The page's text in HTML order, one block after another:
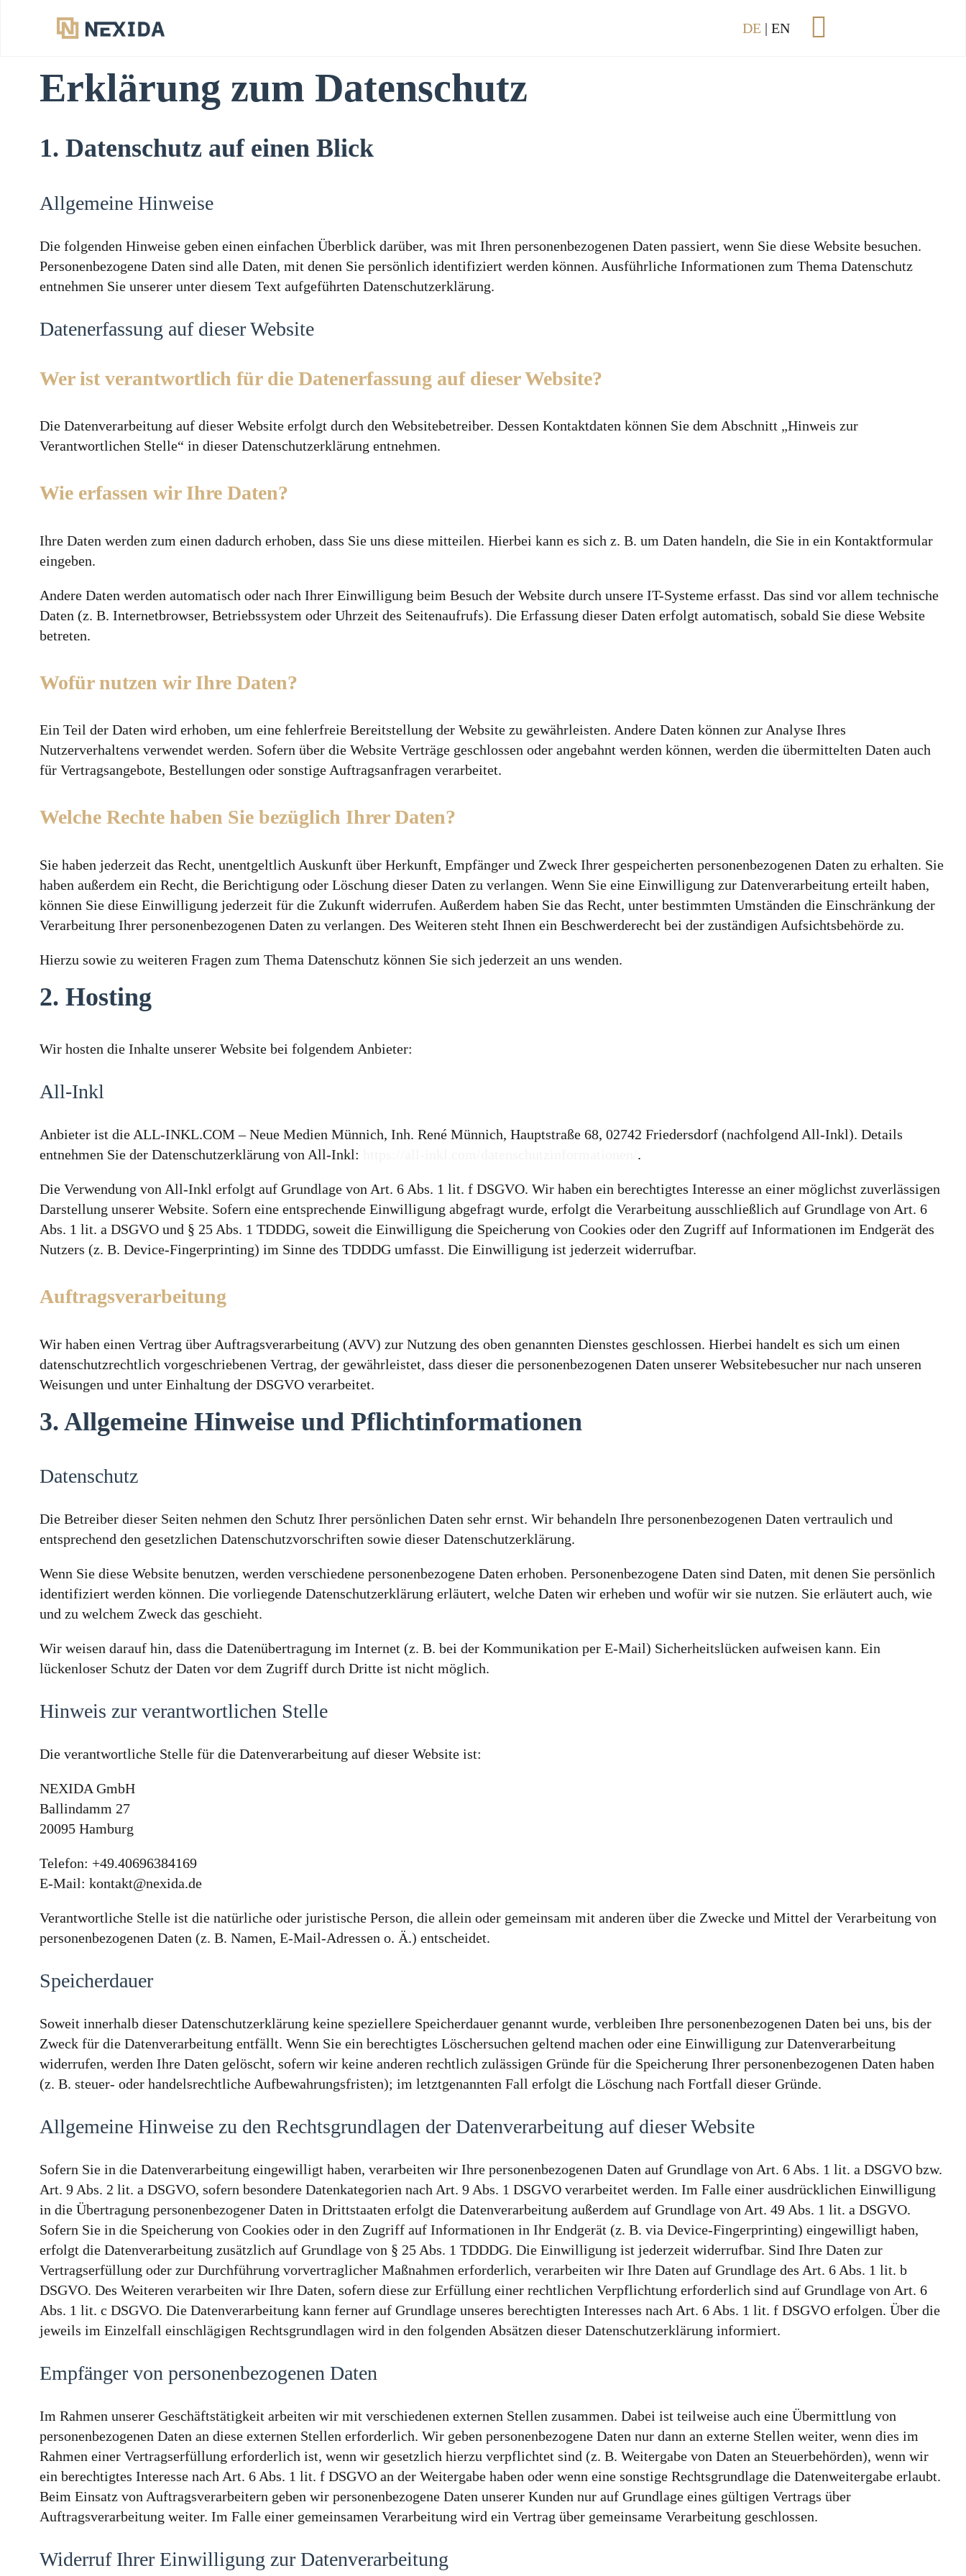
DE |EN
Toggle
Erklärung zum Datenschutz
1. Datenschutz auf einen Blick
Allgemeine Hinweise
Die folgenden Hinweise geben einen einfachen Überblick darüber, was mit Ihren personenbezogenen Daten passiert, wenn Sie diese Website besuchen.
Personenbezogene Daten sind alle Daten, mit denen Sie persönlich identifiziert werden können. Ausführliche Informationen zum Thema Datenschutz
entnehmen Sie unserer unter diesem Text aufgeführten Datenschutzerklärung.
Datenerfassung auf dieser Website
Wer ist verantwortlich für die Datenerfassung auf dieser Website?
Die Datenverarbeitung auf dieser Website erfolgt durch den Websitebetreiber. Dessen Kontaktdaten können Sie dem Abschnitt „Hinweis zur
Verantwortlichen Stelle“ in dieser Datenschutzerklärung entnehmen.
Wie erfassen wir Ihre Daten?
Ihre Daten werden zum einen dadurch erhoben, dass Sie uns diese mitteilen. Hierbei kann es sich z. B. um Daten handeln, die Sie in ein Kontaktformular
eingeben.
Andere Daten werden automatisch oder nach Ihrer Einwilligung beim Besuch der Website durch unsere IT-Systeme erfasst. Das sind vor allem technische
Daten (z. B. Internetbrowser, Betriebssystem oder Uhrzeit des Seitenaufrufs). Die Erfassung dieser Daten erfolgt automatisch, sobald Sie diese Website
betreten.
Wofür nutzen wir Ihre Daten?
Ein Teil der Daten wird erhoben, um eine fehlerfreie Bereitstellung der Website zu gewährleisten. Andere Daten können zur Analyse Ihres
Nutzerverhaltens verwendet werden. Sofern über die Website Verträge geschlossen oder angebahnt werden können, werden die übermittelten Daten auch
für Vertragsangebote, Bestellungen oder sonstige Auftragsanfragen verarbeitet.
Welche Rechte haben Sie bezüglich Ihrer Daten?
Sie haben jederzeit das Recht, unentgeltlich Auskunft über Herkunft, Empfänger und Zweck Ihrer gespeicherten personenbezogenen Daten zu erhalten. Sie
haben außerdem ein Recht, die Berichtigung oder Löschung dieser Daten zu verlangen. Wenn Sie eine Einwilligung zur Datenverarbeitung erteilt haben,
können Sie diese Einwilligung jederzeit für die Zukunft widerrufen. Außerdem haben Sie das Recht, unter bestimmten Umständen die Einschränkung der
Verarbeitung Ihrer personenbezogenen Daten zu verlangen. Des Weiteren steht Ihnen ein Beschwerderecht bei der zuständigen Aufsichtsbehörde zu.
Hierzu sowie zu weiteren Fragen zum Thema Datenschutz können Sie sich jederzeit an uns wenden.
2. Hosting
Wir hosten die Inhalte unserer Website bei folgendem Anbieter:
All-Inkl
Anbieter ist die ALL-INKL.COM – Neue Medien Münnich, Inh. René Münnich, Hauptstraße 68, 02742 Friedersdorf (nachfolgend All-Inkl). Details
entnehmen Sie der Datenschutzerklärung von All-Inkl:
.
Die Verwendung von All-Inkl erfolgt auf Grundlage von Art. 6 Abs. 1 lit. f DSGVO. Wir haben ein berechtigtes Interesse an einer möglichst zuverlässigen
Darstellung unserer Website. Sofern eine entsprechende Einwilligung abgefragt wurde, erfolgt die Verarbeitung ausschließlich auf Grundlage von Art. 6
Abs. 1 lit. a DSGVO und § 25 Abs. 1 TDDDG, soweit die Einwilligung die Speicherung von Cookies oder den Zugriff auf Informationen im Endgerät des
Nutzers (z. B. Device-Fingerprinting) im Sinne des TDDDG umfasst. Die Einwilligung ist jederzeit widerrufbar.
Auftragsverarbeitung
Wir haben einen Vertrag über Auftragsverarbeitung (AVV) zur Nutzung des oben genannten Dienstes geschlossen. Hierbei handelt es sich um einen
datenschutzrechtlich vorgeschriebenen Vertrag, der gewährleistet, dass dieser die personenbezogenen Daten unserer Websitebesucher nur nach unseren
Weisungen und unter Einhaltung der DSGVO verarbeitet.
3. Allgemeine Hinweise und Pflicht­informationen
Datenschutz
Die Betreiber dieser Seiten nehmen den Schutz Ihrer persönlichen Daten sehr ernst. Wir behandeln Ihre personenbezogenen Daten vertraulich und
entsprechend den gesetzlichen Datenschutzvorschriften sowie dieser Datenschutzerklärung.
Wenn Sie diese Website benutzen, werden verschiedene personenbezogene Daten erhoben. Personenbezogene Daten sind Daten, mit denen Sie persönlich
identifiziert werden können. Die vorliegende Datenschutzerklärung erläutert, welche Daten wir erheben und wofür wir sie nutzen. Sie erläutert auch, wie
und zu welchem Zweck das geschieht.
Wir weisen darauf hin, dass die Datenübertragung im Internet (z. B. bei der Kommunikation per E-Mail) Sicherheitslücken aufweisen kann. Ein
lückenloser Schutz der Daten vor dem Zugriff durch Dritte ist nicht möglich.
Hinweis zur verantwortlichen Stelle
Die verantwortliche Stelle für die Datenverarbeitung auf dieser Website ist:
NEXIDA GmbH
Ballindamm 27
20095 Hamburg
Telefon: +49.40696384169
E-Mail: kontakt@nexida.de
Verantwortliche Stelle ist die natürliche oder juristische Person, die allein oder gemeinsam mit anderen über die Zwecke und Mittel der Verarbeitung von
personenbezogenen Daten (z. B. Namen, E-Mail-Adressen o. Ä.) entscheidet.
Speicherdauer
Soweit innerhalb dieser Datenschutzerklärung keine speziellere Speicherdauer genannt wurde, verbleiben Ihre personenbezogenen Daten bei uns, bis der
Zweck für die Datenverarbeitung entfällt. Wenn Sie ein berechtigtes Löschersuchen geltend machen oder eine Einwilligung zur Datenverarbeitung
widerrufen, werden Ihre Daten gelöscht, sofern wir keine anderen rechtlich zulässigen Gründe für die Speicherung Ihrer personenbezogenen Daten haben
(z. B. steuer- oder handelsrechtliche Aufbewahrungsfristen); im letztgenannten Fall erfolgt die Löschung nach Fortfall dieser Gründe.
Allgemeine Hinweise zu den Rechtsgrundlagen der Datenverarbeitung auf dieser Website
Sofern Sie in die Datenverarbeitung eingewilligt haben, verarbeiten wir Ihre personenbezogenen Daten auf Grundlage von Art. 6 Abs. 1 lit. a DSGVO bzw.
Art. 9 Abs. 2 lit. a DSGVO, sofern besondere Datenkategorien nach Art. 9 Abs. 1 DSGVO verarbeitet werden. Im Falle einer ausdrücklichen Einwilligung
in die Übertragung personenbezogener Daten in Drittstaaten erfolgt die Datenverarbeitung außerdem auf Grundlage von Art. 49 Abs. 1 lit. a DSGVO.
Sofern Sie in die Speicherung von Cookies oder in den Zugriff auf Informationen in Ihr Endgerät (z. B. via Device-Fingerprinting) eingewilligt haben,
erfolgt die Datenverarbeitung zusätzlich auf Grundlage von § 25 Abs. 1 TDDDG. Die Einwilligung ist jederzeit widerrufbar. Sind Ihre Daten zur
Vertragserfüllung oder zur Durchführung vorvertraglicher Maßnahmen erforderlich, verarbeiten wir Ihre Daten auf Grundlage des Art. 6 Abs. 1 lit. b
DSGVO. Des Weiteren verarbeiten wir Ihre Daten, sofern diese zur Erfüllung einer rechtlichen Verpflichtung erforderlich sind auf Grundlage von Art. 6
Abs. 1 lit. c DSGVO. Die Datenverarbeitung kann ferner auf Grundlage unseres berechtigten Interesses nach Art. 6 Abs. 1 lit. f DSGVO erfolgen. Über die
jeweils im Einzelfall einschlägigen Rechtsgrundlagen wird in den folgenden Absätzen dieser Datenschutzerklärung informiert.
Empfänger von personenbezogenen Daten
Im Rahmen unserer Geschäftstätigkeit arbeiten wir mit verschiedenen externen Stellen zusammen. Dabei ist teilweise auch eine Übermittlung von
personenbezogenen Daten an diese externen Stellen erforderlich. Wir geben personenbezogene Daten nur dann an externe Stellen weiter, wenn dies im
Rahmen einer Vertragserfüllung erforderlich ist, wenn wir gesetzlich hierzu verpflichtet sind (z. B. Weitergabe von Daten an Steuerbehörden), wenn wir
ein berechtigtes Interesse nach Art. 6 Abs. 1 lit. f DSGVO an der Weitergabe haben oder wenn eine sonstige Rechtsgrundlage die Datenweitergabe erlaubt.
Beim Einsatz von Auftragsverarbeitern geben wir personenbezogene Daten unserer Kunden nur auf Grundlage eines gültigen Vertrags über
Auftragsverarbeitung weiter. Im Falle einer gemeinsamen Verarbeitung wird ein Vertrag über gemeinsame Verarbeitung geschlossen.
Widerruf Ihrer Einwilligung zur Datenverarbeitung